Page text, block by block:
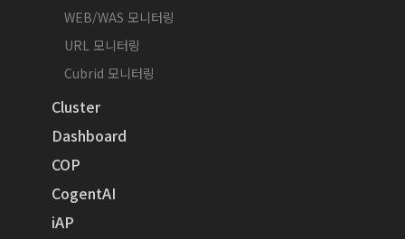
WEB/WAS 모니터링
URL 모니터링
Cubrid 모니터링
Cluster
Dashboard
COP
CogentAI
iAP